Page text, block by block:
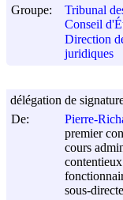
Groupe:
Tribunal
Conseil
Direction
juridiques
De:
Pierre-
premier
cours
sous-
délégation de